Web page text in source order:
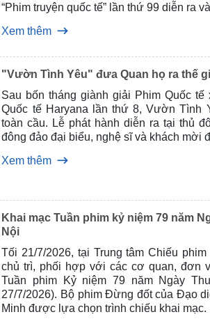
“Phim truyện quốc tế” lần thứ 99 diễn ra
Xem thêm
"Vườn Tình Yêu" đưa Quan họ ra thế
Sau bốn tháng giành giải Phim Quốc
Quốc tế Haryana lần thứ 8, Vườn Tình
toàn cầu. Lễ phát hành diễn ra tại thủ
đông đảo đại biểu, nghệ sĩ và khách mời
Xem thêm
Khai mạc Tuần phim kỷ niệm 79 năm
Nội
Tối 21/7/2026, tại Trung tâm Chiếu
chủ trì, phối hợp với các cơ quan, đơn
Tuần phim Kỷ niệm 79 năm Ngày
27/7/2026). Bộ phim Đừng đốt của Đạo
Minh được lựa chọn trình chiếu khai mạc.